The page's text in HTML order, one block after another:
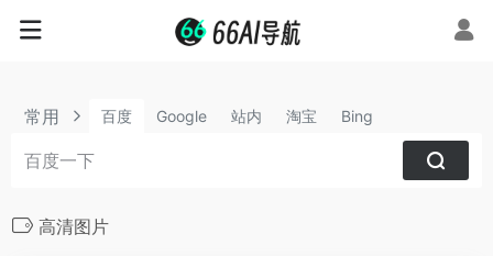
常用 百度 Google 站内 淘宝 Bing
高清图片